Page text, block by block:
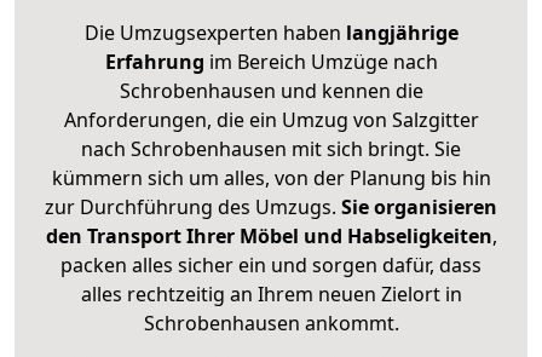
Die Umzugsexperten haben langjährige
Erfahrung im Bereich Umzüge nach
Schrobenhausen und kennen die
Anforderungen, die ein Umzug von Salzgitter
nach Schrobenhausen mit sich bringt. Sie
kümmern sich um alles, von der Planung bis hin
zur Durchführung des Umzugs. Sie organisieren
den Transport Ihrer Möbel und Habseligkeiten,
packen alles sicher ein und sorgen dafür, dass
alles rechtzeitig an Ihrem neuen Zielort in
Schrobenhausen ankommt.